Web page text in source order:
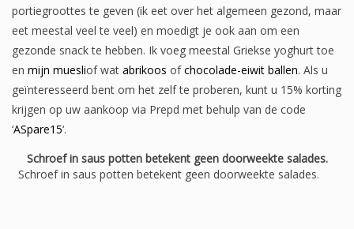
portiegroottes te geven (ik eet over het algemeen gezond, maar
eet meestal veel te veel) en moedigt je ook aan om een ​​
gezonde snack te hebben. Ik voeg meestal Griekse yoghurt toe
en mijn muesliof wat abrikoos ofchocolade-eiwit ballen. Als u
geïnteresseerd bent om het zelf te proberen, kunt u 15% korting
krijgen op uw aankoop via Prepd met behulp van de code
‘ASpare15‘.
Schroef in saus potten betekent geen doorweekte salades.
Schroef in saus potten betekent geen doorweekte salades.